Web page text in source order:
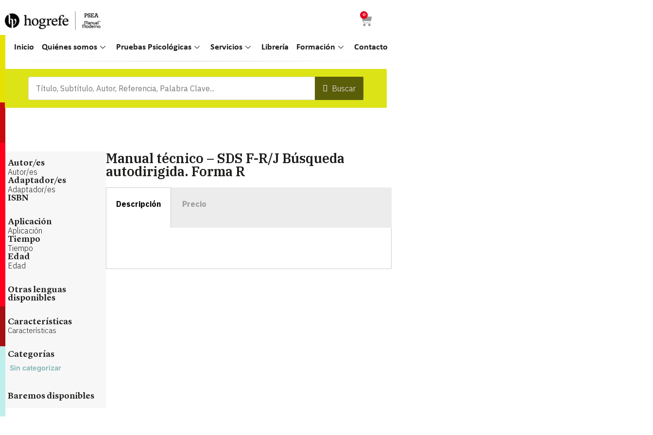
0
Inicio Quiénes somos Pruebas Psicológicas Servicios Librería Formación Contacto
Buscar
Autor/es
Autor/es
Adaptador/es
Adaptador/es
ISBN
Aplicación
Aplicación
Tiempo
Tiempo
Edad
Edad
Otras lenguas
disponibles
Características
Características
Categorías
Sin categorizar
Baremos disponibles
Manual técnico – SDS F-R/J Búsqueda
autodirigida. Forma R
Descripción Precio